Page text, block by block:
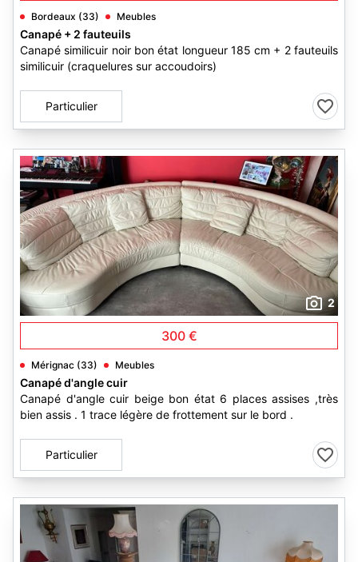
Bordeaux (33) Meubles
Canapé + 2 fauteuils
Canapé similicuir noir bon état longueur 185 cm + 2 fauteuils
similicuir (craquelures sur accoudoirs)
Particulier
2
300 €
Mérignac (33) Meubles
Canapé d'angle cuir
Canapé d'angle cuir beige bon état 6 places assises ,très
bien assis . 1 trace légère de frottement sur le bord .
Particulier